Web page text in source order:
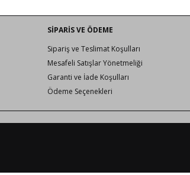
SİPARİS VE ÖDEME
Sipariş ve Teslimat Koşulları
Mesafeli Satışlar Yönetmeliği
Garanti ve İade Koşulları
Ödeme Seçenekleri